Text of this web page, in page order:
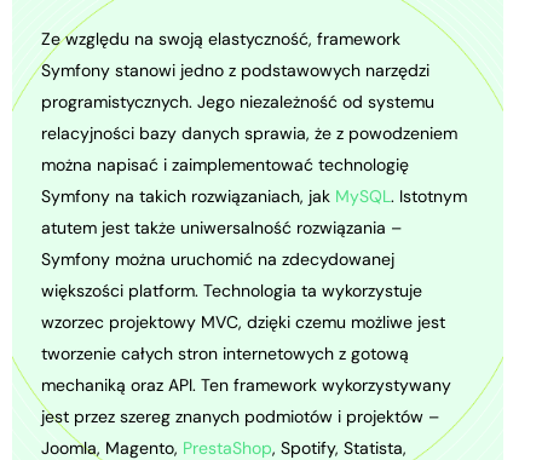
Ze względu na swoją elastyczność, framework
Symfony stanowi jedno z podstawowych narzędzi
programistycznych. Jego niezależność od systemu
relacyjności bazy danych sprawia, że z powodzeniem
można napisać i zaimplementować technologię
Symfony na takich rozwiązaniach, jak MySQL . Istotnym
atutem jest także uniwersalność rozwiązania –
Symfony można uruchomić na zdecydowanej
większości platform. Technologia ta wykorzystuje
wzorzec projektowy MVC, dzięki czemu możliwe jest
tworzenie całych stron internetowych z gotową
mechaniką oraz API. Ten framework wykorzystywany
jest przez szereg znanych podmiotów i projektów –
Joomla, Magento, PrestaShop, Spotify, Statista,